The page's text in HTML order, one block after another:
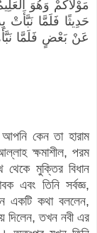
مَوْلَاكُمْ وَهُوَ
حَدِيثًا فَلَمَّا
عَنْ بَعْضٍ فَلَمَّا
কেন তা হারাম
ক্ষমাশীল, পরম
মুক্তির বিধান
এবং তিনি সর্বজ্ঞ,
একটি কথা বললেন,
দিলেন, তখন নবী এর